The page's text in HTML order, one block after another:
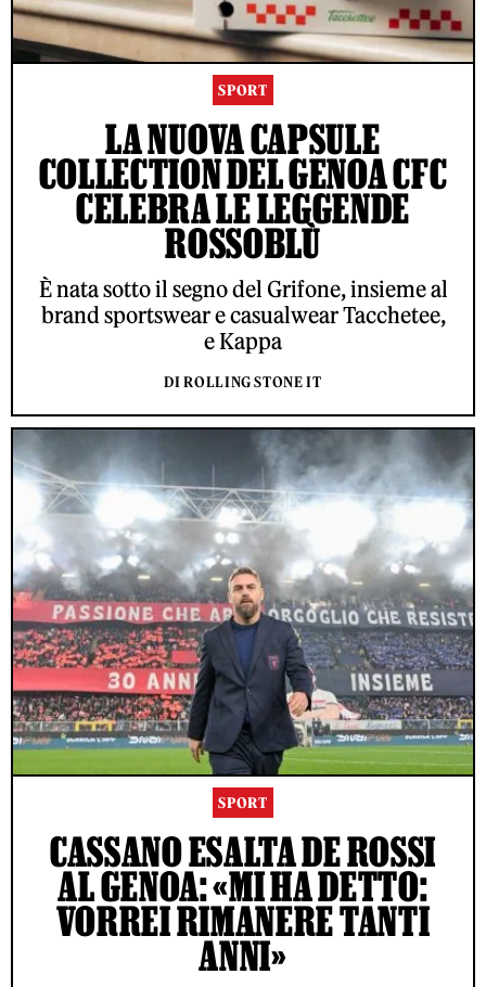
SPORT
LA NUOVA CAPSULE
COLLECTION DEL GENOA CFC
CELEBRA LE LEGGENDE
ROSSOBLÙ
È nata sotto il segno del Grifone, insieme al
brand sportswear e casualwear Tacchetee,
e Kappa
DI ROLLING STONE IT
SPORT
CASSANO ESALTA DE ROSSI
AL GENOA: «MI HA DETTO:
VORREI RIMANERE TANTI
ANNI»